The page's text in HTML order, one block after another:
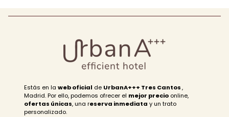
Estás en laweb oficial de UrbanA+++ Tres Cantos,
Madrid. Por ello, podemos ofrecer el mejor precio online,
ofertas únicas, una reserva inmediata y un trato
personalizado.